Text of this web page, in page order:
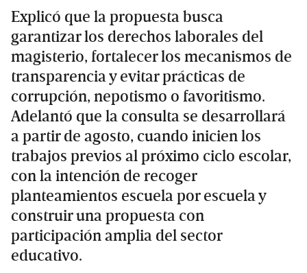
Explicó que la propuesta busca
garantizar los derechos laborales del
magisterio, fortalecer los mecanismos de
transparencia y evitar prácticas de
corrupción, nepotismo o favoritismo.
Adelantó que la consulta se desarrollará
a partir de agosto, cuando inicien los
trabajos previos al próximo ciclo escolar,
con la intención de recoger
planteamientos escuela por escuela y
construir una propuesta con
participación amplia del sector
educativo.